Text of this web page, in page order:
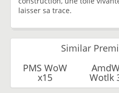
laisser sa trace.
Similar
PMS WoW
x15 Wotlk